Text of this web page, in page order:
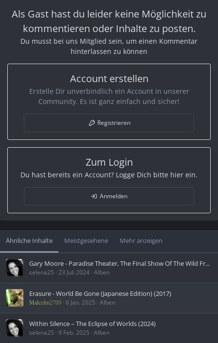
:
Als Gast hast du leider keine Möglichkeit zu
kommentieren oder Inhalte zu posten.
Du musst bei uns Mitglied sein, um einen Kommentar
hinterlassen zu können
Account erstellen
Erstelle Dir unverbindlich ein Account in unserer
Community. Es ist ganz einfach und sicher!
Registrieren
Zum Login
Du hast bereits ein Account? Logge Dich bitte hier ein.
Anmelden
Ähnliche Inhalte Meistgesehene Mehr anzeigen
Gary Moore - Paradise Theater, The Final Show Of The Wild Frontier World Tour (1987)
selena25 23 Juli 2024 Alben
Erasure - World Be Gone (Japanese Edition) (2017)
Malcolm2709 6 Jan. 2025 Alben
Within Silence – The Eclipse of Worlds (2024)
selena25 9 Feb. 2025 Alben